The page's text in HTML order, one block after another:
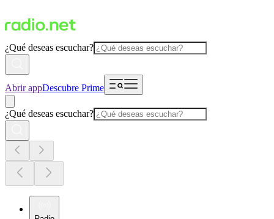
¿Qué deseas escuchar?
Abrir appDescubre Prime
¿Qué deseas escuchar?